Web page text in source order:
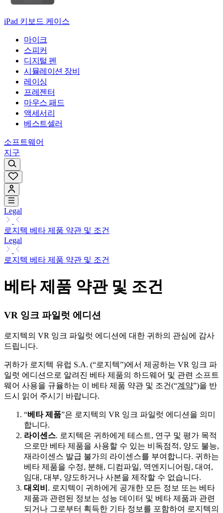
iPad 키보드 케이스
마이크
스피커
디지털 펜
시뮬레이션 장비
레이싱
프레젠터
마우스 패드
액세서리
베스트셀러
소프트웨어
지구
Legal
로지텍 베타 제품 약관 및 조건
Legal
로지텍 베타 제품 약관 및 조건
베타 제품 약관 및 조건
VR 잉크 파일럿 에디션
로지텍의 VR 잉크 파일럿 에디션에 대한 귀하의 관심에 감사
드립니다.
귀하가 로지텍 유럽 S.A. (“로지텍”)에서 제공하는 VR 잉크 파
일럿 에디션으로 알려진 베타 제품의 하드웨어 및 관련 소프트
웨어 사용을 규율하는 이 베타 제품 약관 및 조건(“계약”)을 반
드시 읽어 주시기 바랍니다.
“베타 제품”은 로지텍의 VR 잉크 파일럿 에디션을 의미
합니다.
라이센스. 로지텍은 귀하에게 테스트, 연구 및 평가 목적
으로만 베타 제품을 사용할 수 있는 비독점적, 양도 불능,
재라이센스 발급 불가의 라이센스를 부여합니다. 귀하는
베타 제품을 수정, 분해, 디컴파일, 역엔지니어링, 대여,
임대, 대부, 양도하거나 사본을 제작할 수 없습니다.
대외비 . 로지텍이 귀하에게 공개한 모든 정보 또는 베타
제품과 관련된 정보는 성능 데이터 및 베타 제품과 관련
되거나 그로부터 획득한 기타 정보를 포함하여 로지텍의